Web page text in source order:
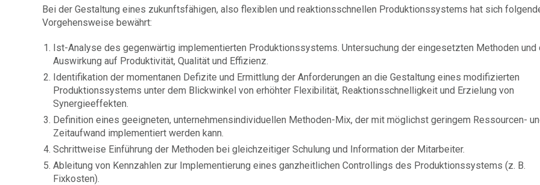
Bei der Gestaltung eines zukunftsfähigen, also flexiblen und reaktionsschnellen Produktionssystems hat sich
Vorgehensweise bewährt:
Ist-Analyse des gegenwärtig implementierten Produktionssystems. Untersuchung der eingesetzten Methoden und
Auswirkung auf Produktivität, Qualität und Effizienz.
Identifikation der momentanen Defizite und Ermittlung der Anforderungen an die Gestaltung eines modifizierten
Produktionssystems unter dem Blickwinkel von erhöhter Flexibilität, Reaktionsschnelligkeit und Erzielung von
Synergieeffekten.
Definition eines geeigneten, unternehmensindividuellen Methoden-Mix, der mit möglichst geringem Ressourcen-
Zeitaufwand implementiert werden kann.
Schrittweise Einführung der Methoden bei gleichzeitiger Schulung und Information der Mitarbeiter.
Ableitung von Kennzahlen zur Implementierung eines ganzheitlichen Controllings des Produktionssystems (z. B.
Fixkosten).